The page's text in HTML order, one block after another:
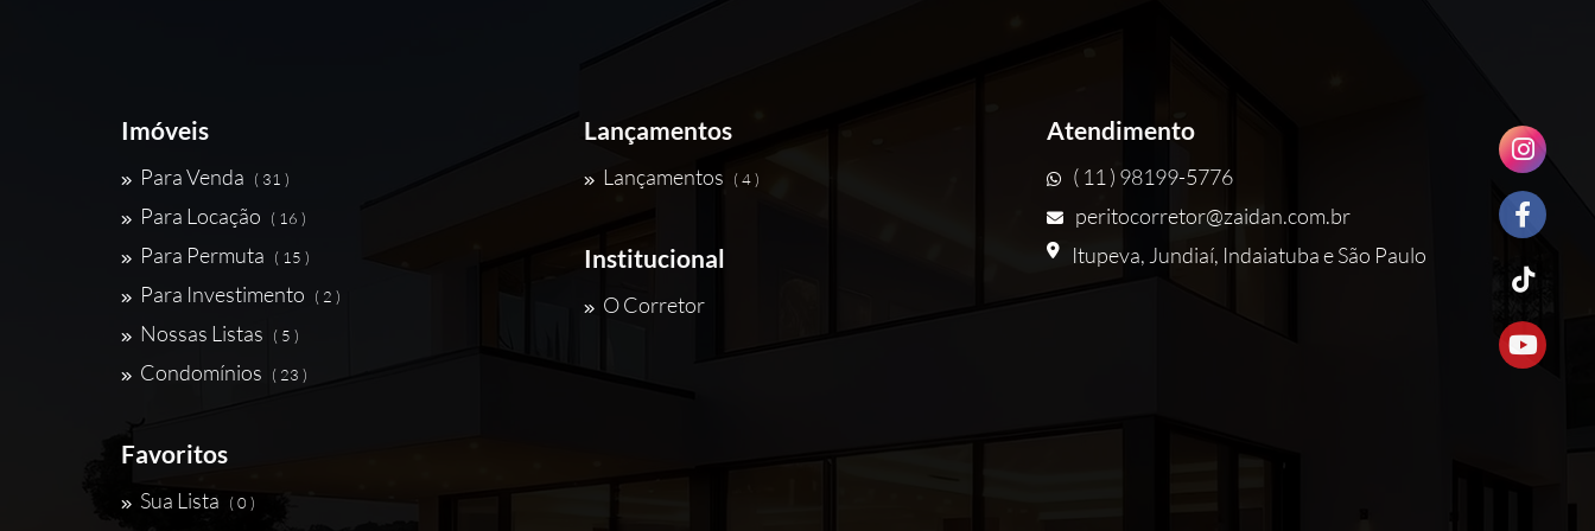
Imóveis
Para Venda ( 31 )
Para Locação ( 16 )
Para Permuta ( 15 )
Para Investimento ( 2 )
Nossas Listas ( 5 )
Condomínios ( 23 )
Favoritos
Sua Lista ( 0 )
Lançamentos
Lançamentos ( 4 )
Institucional
O Corretor
Atendimento
( 11 ) 98199-5776
peritocorretor@zaidan.com.br
Itupeva, Jundiaí, Indaiatuba e São Paulo